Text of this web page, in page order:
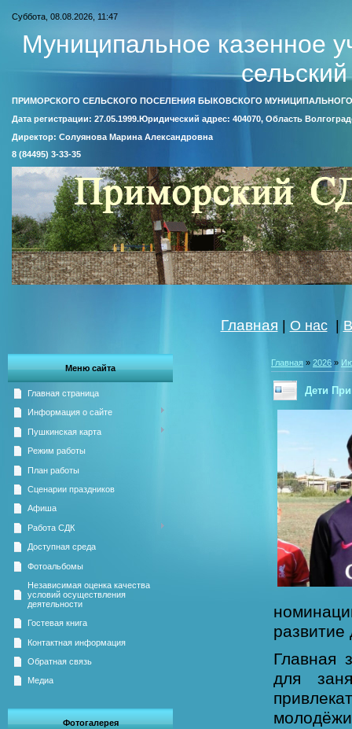
Суббота, 08.08.2026, 11:47
Муниципальное казенное
ПРИМОРСКОГО СЕЛЬСКОГО ПОСЕЛЕНИЯ БЫКОВСКОГО
Дата регистрации: 27.05.1999.Юридический адрес: 404070, Область
Директор: Солуянова Марина Александровна
8 (84495) 3-33-35
Главная О нас|
Меню сайта
Главная страница
Информация о сайте
Пушкинская карта
Режим работы
План работы
Сценарии праздников
Афиша
Работа СДК
Доступная среда
Фотоальбомы
Независимая оценка качества
условий осуществления
деятельности
Гостевая книга
Контактная информация
Обратная связь
Медиа
Фотогалерея
Главная » 2026 »
Дети
развитие
Главная
для